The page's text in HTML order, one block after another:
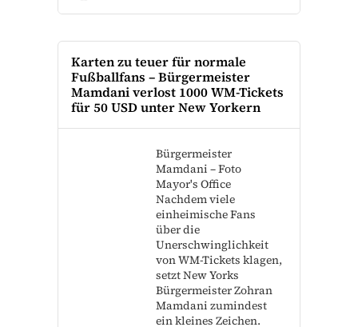
Karten zu teuer für normale
Fußballfans – Bürgermeister
Mamdani verlost 1000 WM-Tickets
für 50 USD unter New Yorkern
Bürgermeister
Mamdani – Foto
Mayor's Office
Nachdem viele
einheimische Fans
über die
Unerschwinglichkeit
von WM-Tickets klagen,
setzt New Yorks
Bürgermeister Zohran
Mamdani zumindest
ein kleines Zeichen.